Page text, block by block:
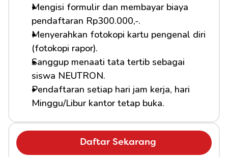
Daftar Sekarang
Mengisi formulir dan membayar biaya
pendaftaran Rp300.000,-.
Menyerahkan fotokopi kartu pengenal diri
(fotokopi rapor).
Sanggup menaati tata tertib sebagai
siswa NEUTRON.
Pendaftaran setiap hari jam kerja, hari
Minggu/Libur kantor tetap buka.